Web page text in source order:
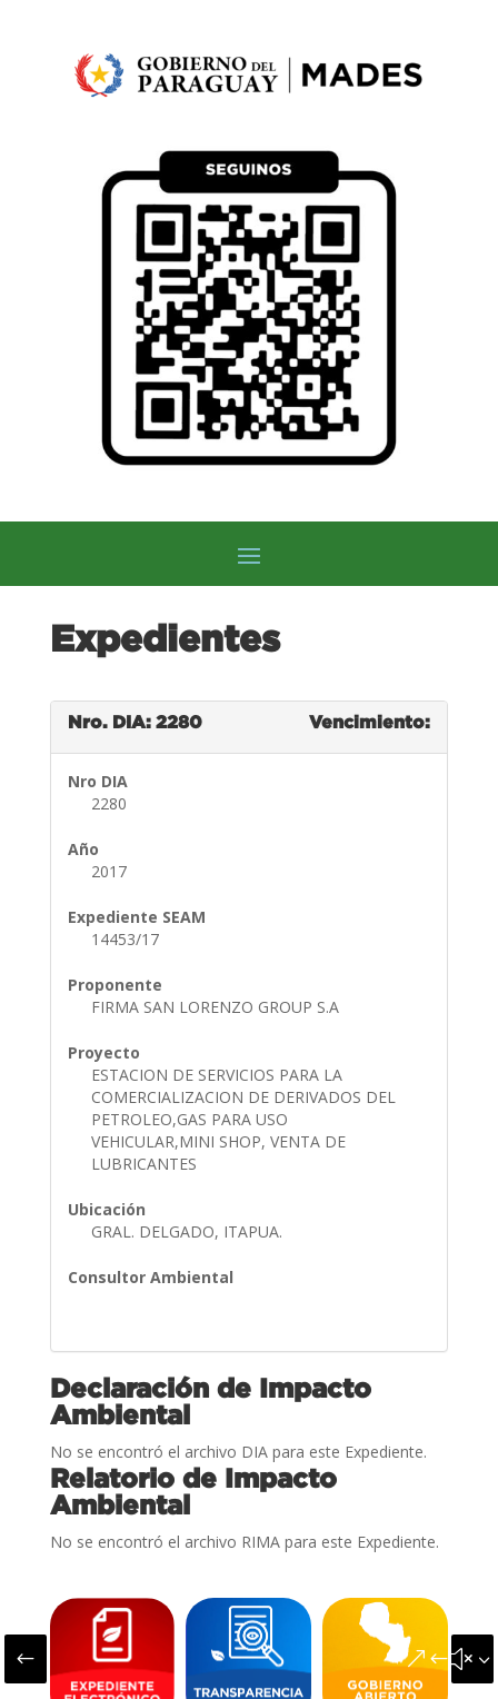
Expedientes
Nro. DIA: 2280 Vencimiento:
Nro DIA
2280
Año
2017
Expediente SEAM
14453/17
Proponente
FIRMA SAN LORENZO GROUP S.A
Proyecto
ESTACION DE SERVICIOS PARA LA
COMERCIALIZACION DE DERIVADOS DEL
PETROLEO,GAS PARA USO
VEHICULAR,MINI SHOP, VENTA DE
LUBRICANTES
Ubicación
GRAL. DELGADO, ITAPUA.
Consultor Ambiental
Declaración de Impacto
Ambiental
No se encontró el archivo DIA para este Expediente.
Relatorio de Impacto
Ambiental
No se encontró el archivo RIMA para este Expediente.
#